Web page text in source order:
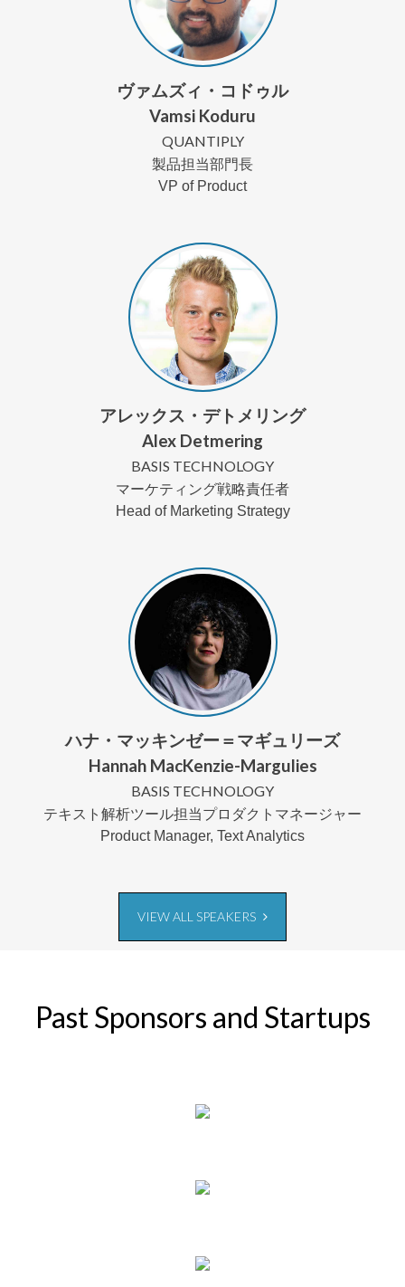
ヴァムズィ・コドゥル
Vamsi Koduru
QUANTIPLY
製品担当部門長
VP of Product
アレックス・デトメリング
Alex Detmering
BASIS TECHNOLOGY
マーケティング戦略責任者
Head of Marketing Strategy
ハナ・マッキンゼー ＝マギュリーズ
Hannah MacKenzie-Margulies
BASIS TECHNOLOGY
テキスト解析ツール担当プロダクトマネージャー
Product Manager, Text Analytics
VIEW ALL SPEAKERS
Past Sponsors and Startups